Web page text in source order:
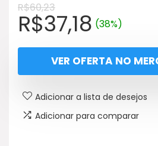
R$60,23
O
preço
original
era:
R$60,23.
R$37,18O
preço
atual
é:
R$37,18.
(38%)
VER OFERTA NO
Adicionar a lista de desejos
Adicionar para comparar